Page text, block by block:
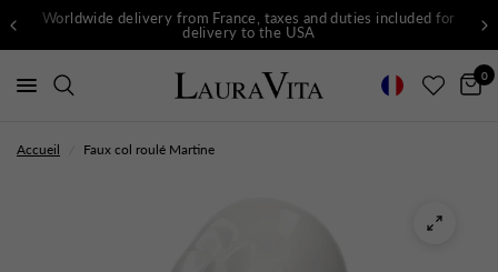
Worldwide delivery from France, taxes and duties included for
delivery to the USA
0
Accueil Faux col roulé Martine